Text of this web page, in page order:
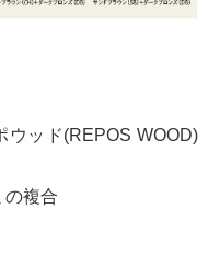
ッド(REPOS WOOD)
の複合